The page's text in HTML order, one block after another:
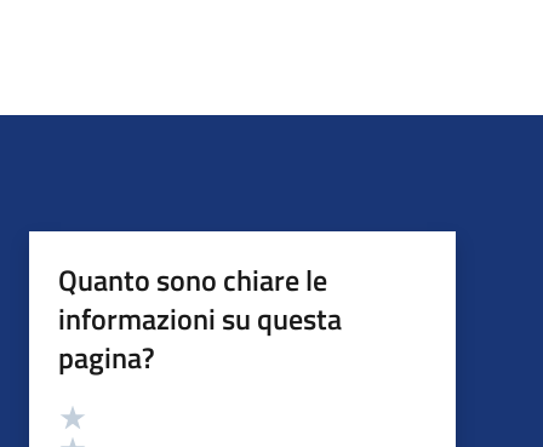
Quanto sono chiare le
informazioni su questa
pagina?
Valutazione